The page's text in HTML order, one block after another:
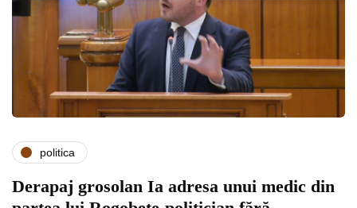
politica
Derapaj grosolan Ia adresa unui medic din